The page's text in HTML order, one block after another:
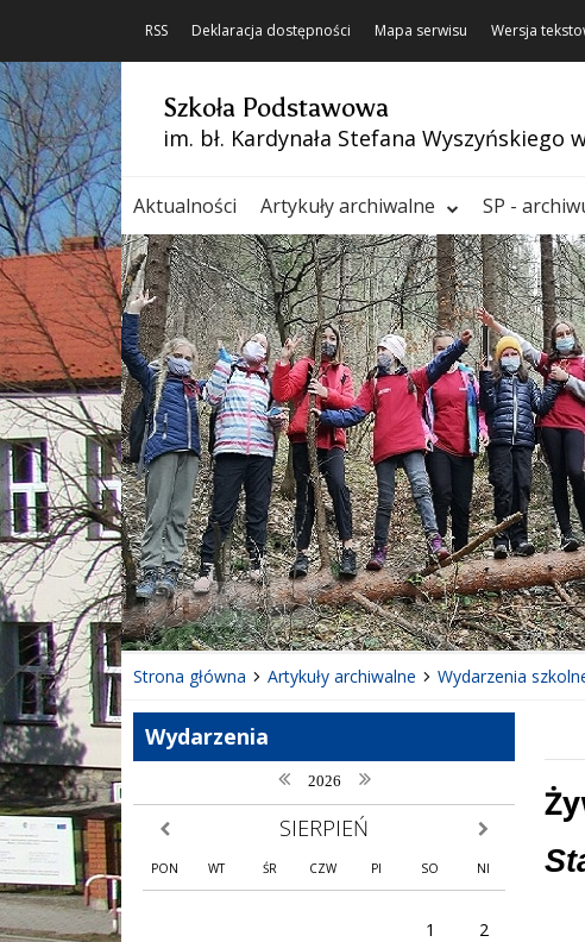
RSS Deklaracja dostępności Mapa serwisu Wersja
Szkoła Podstawowa
im. bł. Kardynała Stefana Wyszyńskiego
Aktualności Artykuły archiwalne SP -
Poprzedni Element
Następny Element
❚❚
Strona główna Artykuły archiwalne Wydarzenia
Wydarzenia
poprzedni rok
2026 następny rok
poprzedni miesiąc SIERPIEŃ następny miesiąc
PON WT ŚR CZW PI SO NI
1 2